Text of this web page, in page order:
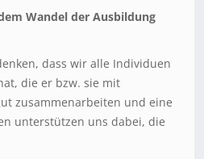
Wandel der Ausbildung
dass wir alle Individuen
die er bzw. sie mit
zusammenarbeiten und eine
unterstützen uns dabei, die